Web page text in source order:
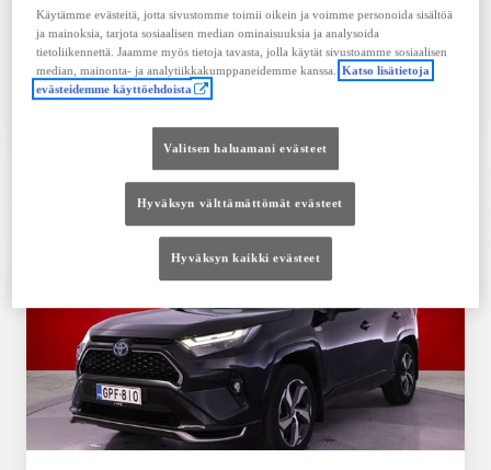
20 980,00 €
283,33 € / kk
Tutustu autoon
Vertaile
Käytämme evästeitä, jotta sivustomme toimii oikein ja voimme personoida sisältöä
ja mainoksia, tarjota sosiaalisen median ominaisuuksia ja analysoida
tietoliikennettä. Jaamme myös tietoja tavasta, jolla käytät sivustoamme sosiaalisen
median, mainonta- ja analytiikkakumppaneidemme kanssa. Katso lisätietoja
evästeidemme käyttöehdoista
Valitsen haluamani evästeet
Hyväksyn välttämättömät evästeet
Hyväksyn kaikki evästeet